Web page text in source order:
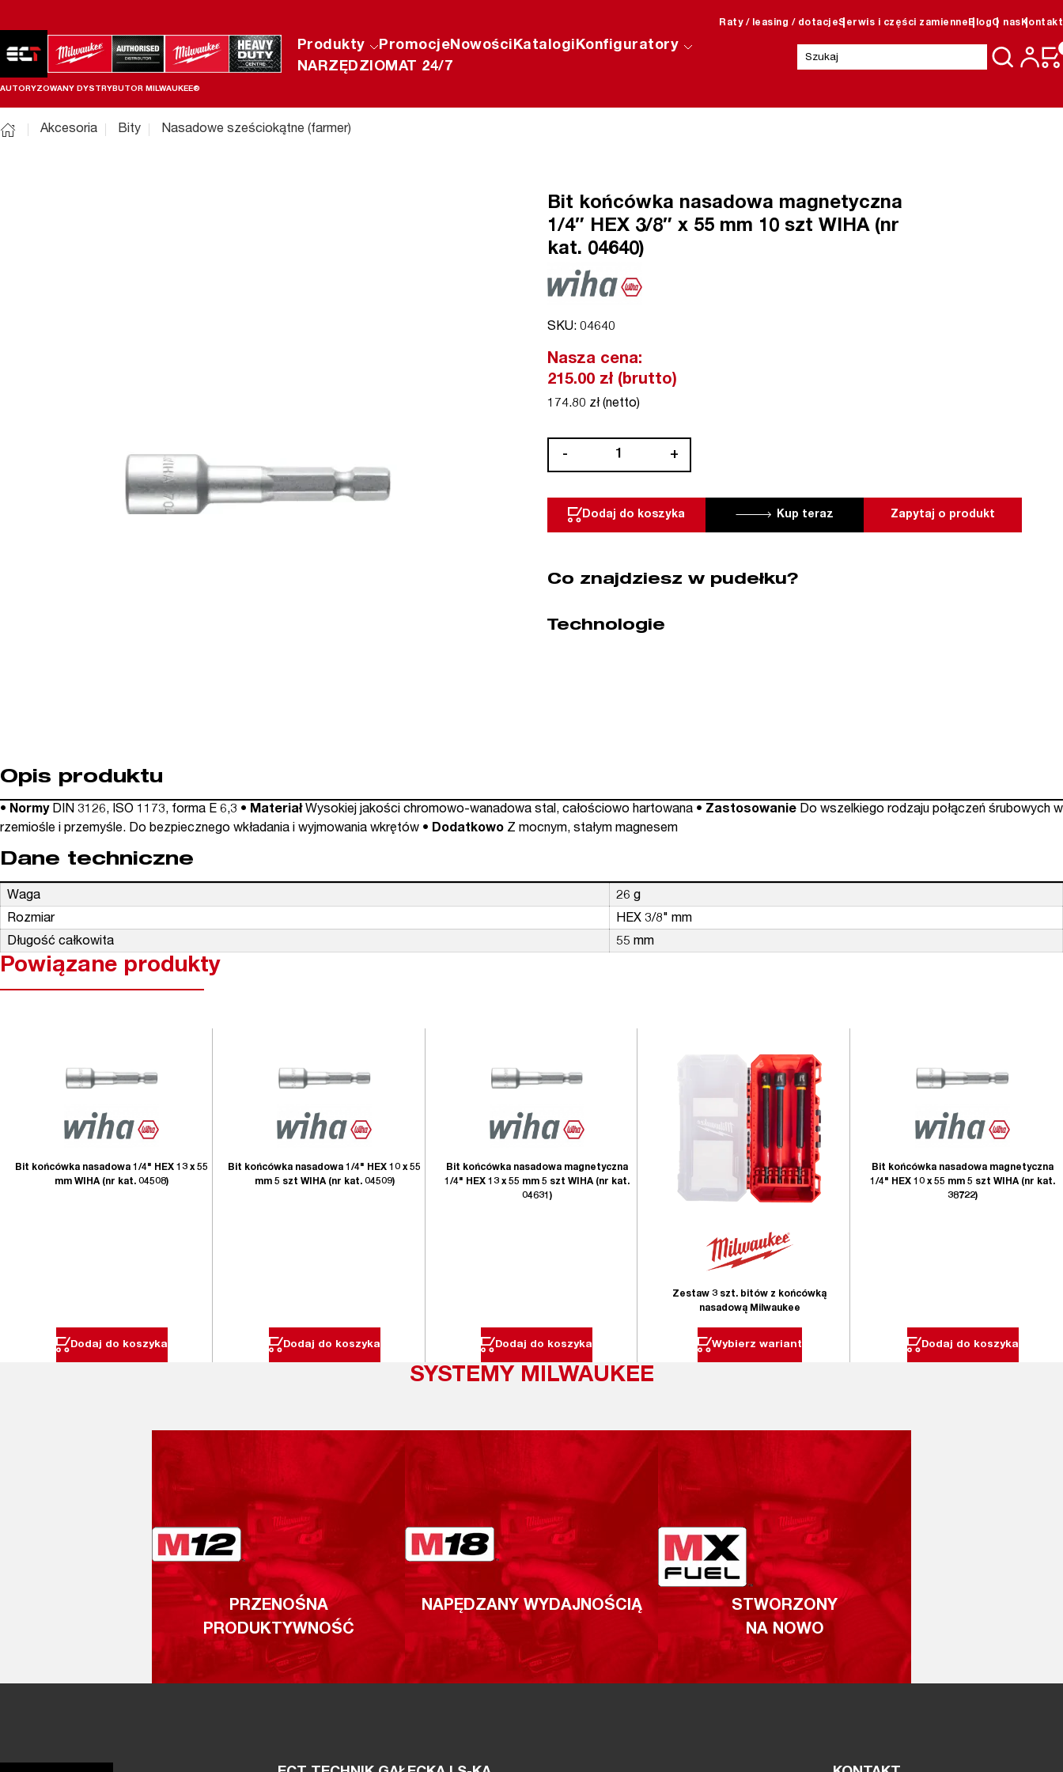
Raty / leasing / dotacjeSerwis i części zamienne BlogO nas Kontakt
AUTORYZOWANY DYSTRYBUTOR MILWAUKEE®
Produkty PromocjeNowościKatalogiKonfiguratory
NARZĘDZIOMAT 24/7
Szukaj:
Akcesoria Bity Nasadowe sześciokątne (farmer)
Bit końcówka nasadowa magnetyczna
1/4″ HEX 3/8″ x 55 mm 10 szt WIHA (nr
kat. 04640)
SKU: 04640
Nasza cena:
215.00 zł (brutto)
174.80 zł (netto)
-
nasadowa
magnetyczna
3/8"
55
+
Dodaj do koszyka Zapytaj o produkt
Kup teraz
Co znajdziesz w pudełku?
Technologie
Opis produktu
• NormyDIN 3126, ISO 1173, forma E 6,3 • MateriałWysokiej jakości chromowo-wanadowa stal, całościowo hartowana • Zastosowanie Do wszelkiego rodzaju połączeń śrubowych w
rzemiośle i przemyśle. Do bezpiecznego wkładania i wyjmowania wkrętów • Dodatkowo Z mocnym, stałym magnesem
Dane techniczne
Waga
26 g
Rozmiar
HEX 3/8" mm
Długość całkowita
55 mm
Powiązane produkty
Bit końcówka nasadowa 1/4" HEX 13 x 55
mm WIHA (nr kat. 04508)
Dodaj do koszyka
Bit końcówka nasadowa 1/4" HEX 10 x 55
mm 5 szt WIHA (nr kat. 04509)
Dodaj do koszyka
Bit końcówka nasadowa magnetyczna
1/4" HEX 13 x 55 mm 5 szt WIHA (nr kat.
04631)
Dodaj do koszyka
Zestaw 3 szt. bitów z końcówką
nasadową Milwaukee
Wybierz wariant
Bit końcówka nasadowa magnetyczna
1/4" HEX 10 x 55 mm 5 szt WIHA (nr kat.
38722)
Dodaj do koszyka
SYSTEMY MILWAUKEE
PRZENOŚNA
PRODUKTYWNOŚĆ
NAPĘDZANY WYDAJNOŚCIĄ
STWORZONY
NA NOWO